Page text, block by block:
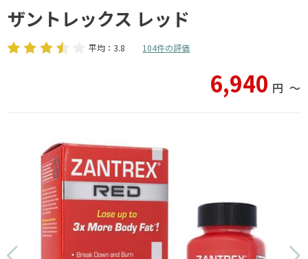
ザントレックス レッド
平均：3.8 104件の評価
6,940 円 〜